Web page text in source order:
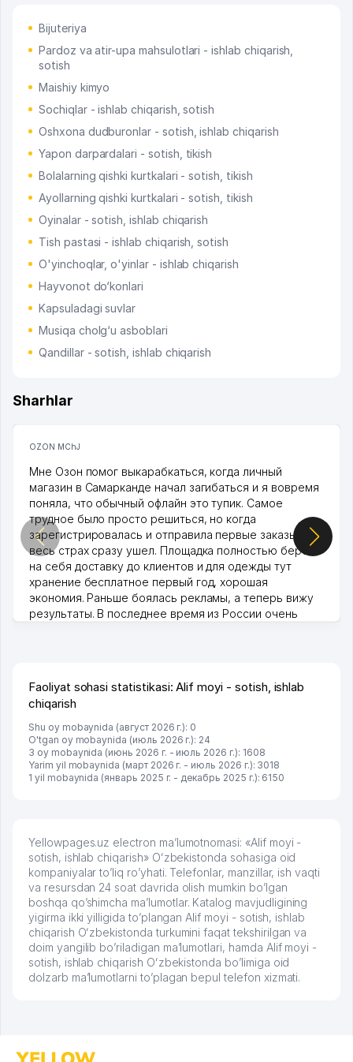
Bijuteriya
Pardoz va atir-upa mahsulotlari - ishlab chiqarish,
sotish
Maishiy kimyo
Sochiqlar - ishlab chiqarish, sotish
Oshxona dudburonlar - sotish, ishlab chiqarish
Yapon darpardalari - sotish, tikish
Bolalarning qishki kurtkalari - sotish, tikish
Ayollarning qishki kurtkalari - sotish, tikish
Oyinalar - sotish, ishlab chiqarish
Tish pastasi - ishlab chiqarish, sotish
O'yinchoqlar, o'yinlar - ishlab chiqarish
Hayvonot do‘konlari
Kapsuladagi suvlar
Musiqa cholg‘u asboblari
Qandillar - sotish, ishlab chiqarish
Sharhlar
OZON MChJ
Мне Озон помог выкарабкаться, когда личный
магазин в Самарканде начал загибаться и я вовремя
поняла, что обычный офлайн это тупик. Самое
трудное было просто решиться, но когда
зарегистрировалась и отправила первые заказы,
весь страх сразу ушел. Площадка полностью берет
на себя доставку до клиентов и для одежды тут
хранение бесплатное первый год, хорошая
экономия. Раньше боялась рекламы, а теперь вижу
результаты. В последнее время из России очень
Faoliyat sohasi statistikasi: Alif moyi - sotish, ishlab
chiqarish
Shu oy mobaynida (август 2026 г.): 0
O'tgan oy mobaynida (июль 2026 г.): 24
3 oy mobaynida (июнь 2026 г. - июль 2026 г.): 1608
Yarim yil mobaynida (март 2026 г. - июль 2026 г.): 3018
1 yil mobaynida (январь 2025 г. - декабрь 2025 г.): 6150
Yellowpages.uz electron ma’lumotnomasi: «Alif moyi -
sotish, ishlab chiqarish» Oʻzbekistonda sohasiga oid
kompaniyalar to’liq ro’yhati. Telefonlar, manzillar, ish vaqti
va resursdan 24 soat davrida olish mumkin bo’lgan
boshqa qo’shimcha ma’lumotlar. Katalog mavjudligining
yigirma ikki yilligida to’plangan Alif moyi - sotish, ishlab
chiqarish Oʻzbekistonda turkumini faqat tekshirilgan va
doim yangilib bo’riladigan ma’lumotlari, hamda Alif moyi -
sotish, ishlab chiqarish Oʻzbekistonda bo’limiga oid
dolzarb ma’lumotlarni to’plagan bepul telefon xizmati.